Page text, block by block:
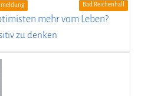
Bad Reichenhall
mehr vom Leben?
zu denken